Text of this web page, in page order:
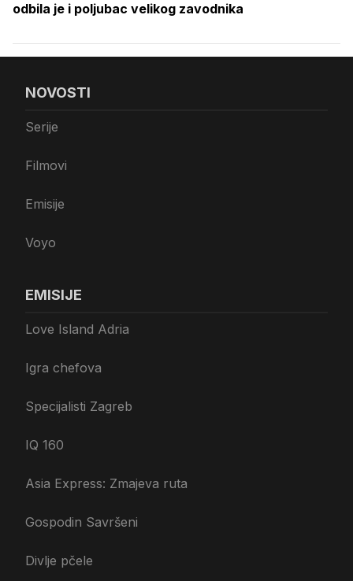
odbila je i poljubac velikog zavodnika
NOVOSTI
Serije
Filmovi
Emisije
Voyo
EMISIJE
Love Island Adria
Igra chefova
Specijalisti Zagreb
IQ 160
Asia Express: Zmajeva ruta
Gospodin Savršeni
Divlje pčele